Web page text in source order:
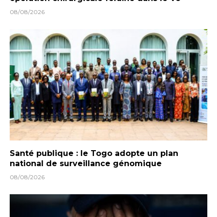
08/08/2026
Santé publique : le Togo adopte un plan
national de surveillance génomique
08/08/2026